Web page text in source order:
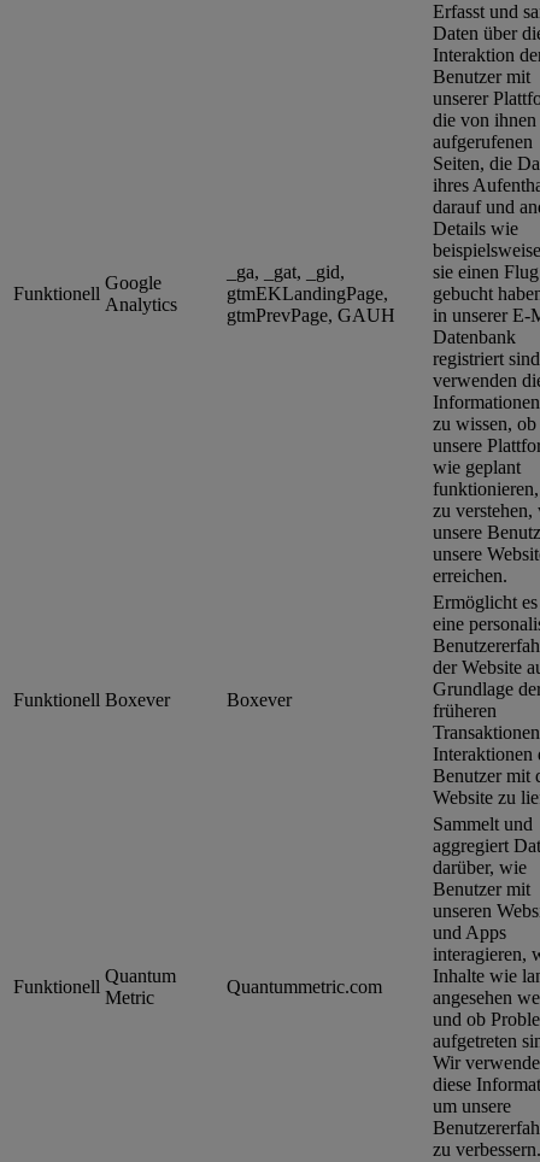
Funktionell
Google
Analytics
_ga, _gat, _gid,
gtmEKLandingPage,
gtmPrevPage, GAUH
Erfasst und
Daten über
Interaktion
Benutzer mit
unserer
die von ihnen
aufgerufenen
Seiten, die
ihres
darauf und
Details wie
sie einen Flug
gebucht
in unserer E-
Datenbank
registriert
verwenden
zu wissen, ob
unsere
wie geplant
zu verstehen,
unsere
unsere
erreichen.
Funktionell Boxever Boxever
Ermöglicht
eine
der Website
Grundlage
früheren
Interaktionen
Benutzer mit
Website zu
Funktionell
Quantum
Metric
Quantummetric.com
Sammelt und
aggregiert
darüber, wie
Benutzer mit
unseren
und Apps
interagieren,
Inhalte wie
angesehen
und ob
aufgetreten
Wir
diese
um unsere
zu verbessern.